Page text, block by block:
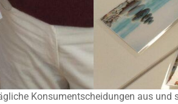
Konsumentscheidungen aus